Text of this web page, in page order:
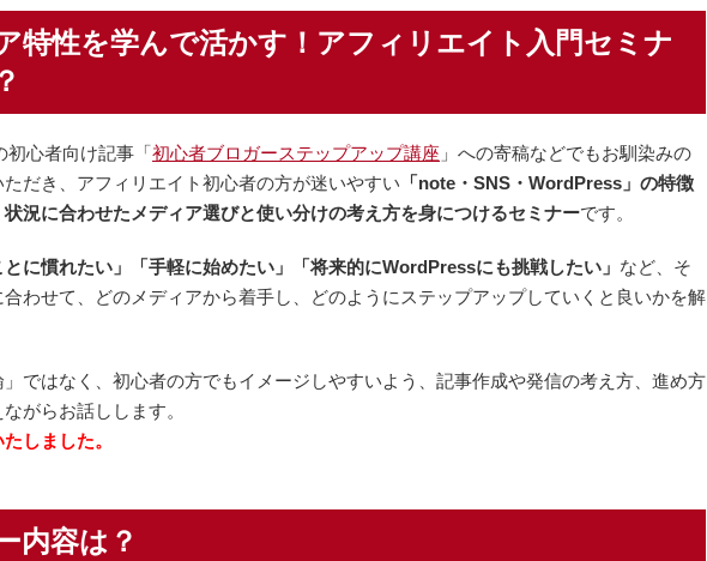
特性を学んで活かす！アフィリエイト入門セミナ
初心者向け記事「初心者ブロガーステップアップ講座 」への寄稿などでもお馴染みの
だき、アフィリエイト初心者の方が迷いやすい 「note・SNS・WordPress」の特徴
況に合わせたメディア選びと使い分けの考え方を身につけるセミナーです。
とに慣れたい」「手軽に始めたい」「将来的にWordPressにも挑戦したい」 など、そ
わせて、どのメディアから着手し、どのようにステップアップしていくと良いかを解
」ではなく、初心者の方でもイメージしやすいよう、記事作成や発信の考え方、進め方
がらお話しします。
しました。
内容は？